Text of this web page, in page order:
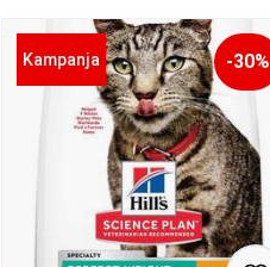
Kampanja -30%